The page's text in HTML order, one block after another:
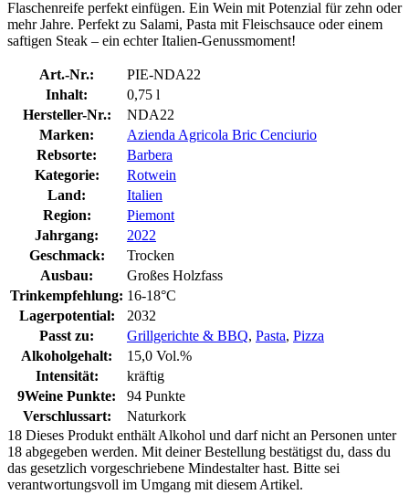
Flaschenreife perfekt einfügen. Ein Wein mit Potenzial für zehn oder
mehr Jahre. Perfekt zu Salami, Pasta mit Fleischsauce oder einem
saftigen Steak – ein echter Italien-Genussmoment!
Art.-Nr.:
PIE-NDA22
Inhalt:
0,75 l
Hersteller-Nr.:
NDA22
Marken:
Azienda Agricola Bric Cenciurio
Rebsorte:
Barbera
Kategorie:
Rotwein
Land:
Italien
Region:
Piemont
Jahrgang:
2022
Geschmack:
Trocken
Ausbau:
Großes Holzfass
Trinkempfehlung: 16-18°C
Lagerpotential:
2032
Passt zu:
Grillgerichte & BBQ, Pasta, Pizza
Alkoholgehalt:
15,0 Vol.%
Intensität:
kräftig
9Weine Punkte:
94 Punkte
Verschlussart:
Naturkork
18 Dieses Produkt enthält Alkohol und darf nicht an Personen unter
18 abgegeben werden. Mit deiner Bestellung bestätigst du, dass du
das gesetzlich vorgeschriebene Mindestalter hast. Bitte sei
verantwortungsvoll im Umgang mit diesem Artikel.